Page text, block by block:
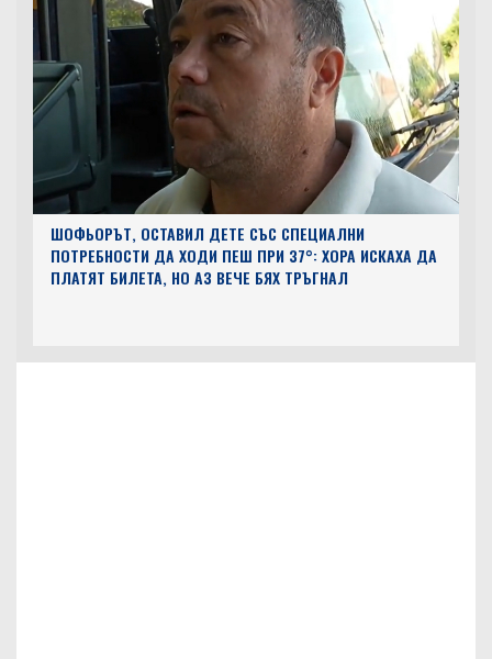
ШОФЬОРЪТ, ОСТАВИЛ ДЕТЕ СЪС СПЕЦИАЛНИ
ПОТРЕБНОСТИ ДА ХОДИ ПЕШ ПРИ 37°: ХОРА ИСКАХА ДА
ПЛАТЯТ БИЛЕТА, НО АЗ ВЕЧЕ БЯХ ТРЪГНАЛ